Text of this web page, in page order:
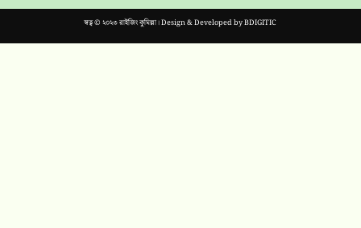
স্বত্ব © ২০২৩ রাইজিং কুমিল্লা। Design & Developed byBDIGITIC